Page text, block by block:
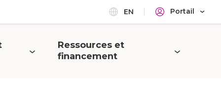
EN Portail
Ouvrir
Ressources et
financement